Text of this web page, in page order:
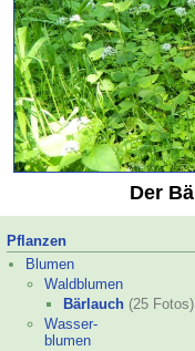
Der
Pflanzen
Blumen
Waldblumen
Bärlauch (25 Fotos)
Wasser-
blumen